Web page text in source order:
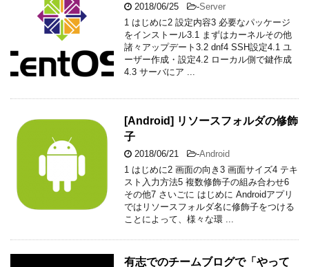
2018/06/25 -Server
1 はじめに2 設定内容3 必要なパッケージ
をインストール3.1 まずはカーネルその他
諸々アップデート3.2 dnf4 SSH設定4.1 ユ
ーザー作成・設定4.2 ローカル側で鍵作成
4.3 サーバにア ...
[Android] リソースフォルダの修飾
子
2018/06/21 -Android
1 はじめに2 画面の向き3 画面サイズ4 テキ
スト入力方法5 複数修飾子の組み合わせ6
その他7 さいごに はじめに Androidアプリ
ではリソースフォルダ名に修飾子をつける
ことによって、様々な環 ...
有志でのチームブログで「やって